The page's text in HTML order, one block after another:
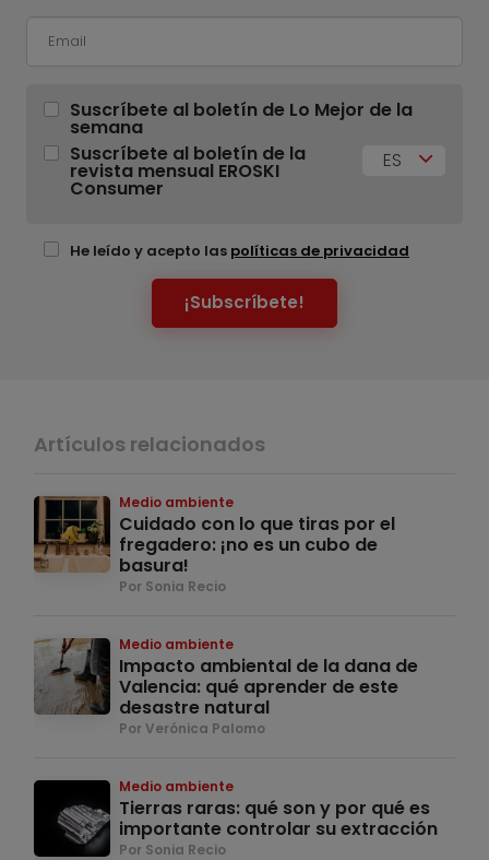
Suscríbete al boletín de Lo Mejor de la
semana
Suscríbete al boletín de la
revista mensual EROSKI
Consumer
ES
He leído y acepto las políticas de privacidad
¡Subscríbete!
Artículos relacionados
Medio ambiente
Cuidado con lo que tiras por el
fregadero: ¡no es un cubo de
basura!
Por Sonia Recio
Medio ambiente
Impacto ambiental de la dana de
Valencia: qué aprender de este
desastre natural
Por Verónica Palomo
Medio ambiente
Tierras raras: qué son y por qué es
importante controlar su extracción
Por Sonia Recio